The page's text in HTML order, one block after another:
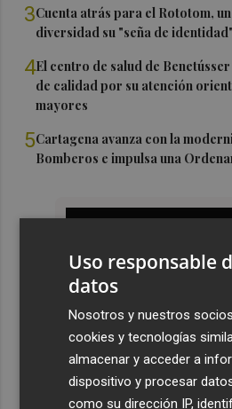
3Cuenta atrás para el Rototom,
diversidad su "seña de identidad"
4El centro de salud de
de calidad por su atención
mayores
5Cartagena avanza con la
Bomberos e impulsa una
Uso responsable
datos
Nosotros y nuestros
cookies y tecnologías
almacenar y acceder a
dispositivo y procesar
como su dirección IP,